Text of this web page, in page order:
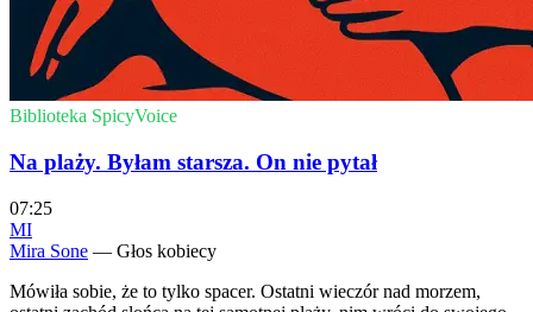
Biblioteka SpicyVoice
Na plaży. Byłam starsza. On nie pytał
07:25
MI
Mira Sone — Głos kobiecy
Mówiła sobie, że to tylko spacer. Ostatni wieczór nad morzem,